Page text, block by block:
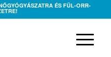
ÉS FÜL-ORR-